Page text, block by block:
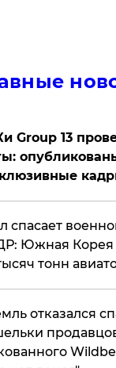
Group 13
спасает
Южная Корея
тонн
отказался